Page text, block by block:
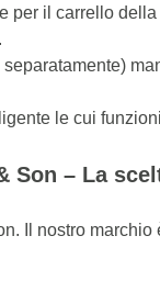
per il carrello
le cui
Son – La
Il nostro